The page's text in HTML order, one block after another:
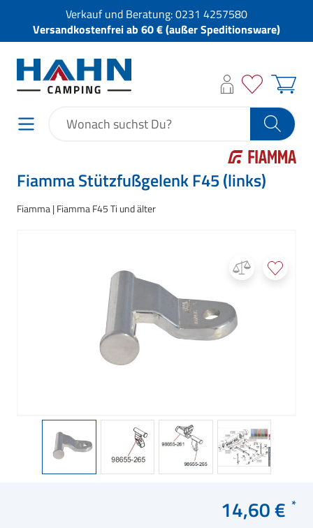
Verkauf und Beratung:0231 4257580
Versandkostenfrei ab 60 € (außer Speditionsware)
Fiamma Stützfußgelenk F45 (links)
Fiamma Fiamma F45 Ti und älter
14,60 €